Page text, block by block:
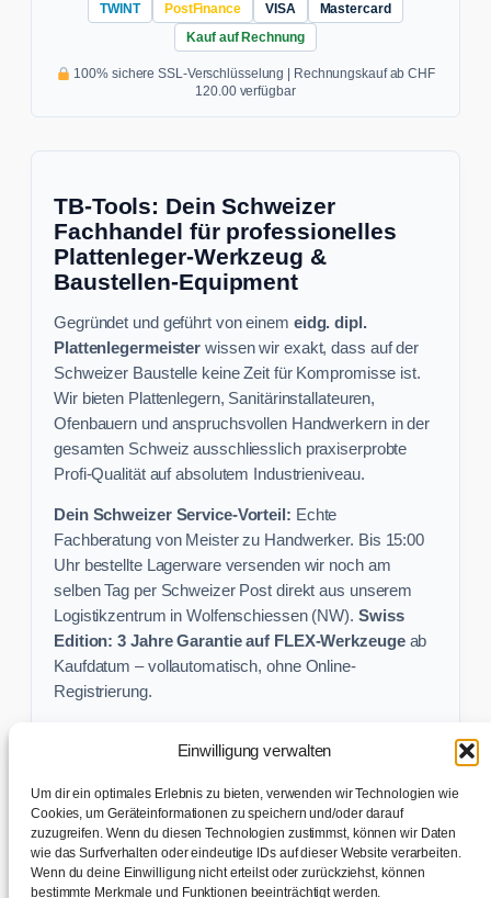
Einwilligung verwalten
Um dir ein optimales Erlebnis zu bieten, verwenden wir Technologien wie
Cookies, um Geräteinformationen zu speichern und/oder darauf
zuzugreifen. Wenn du diesen Technologien zustimmst, können wir Daten
wie das Surfverhalten oder eindeutige IDs auf dieser Website verarbeiten.
Wenn du deine Einwilligung nicht erteilst oder zurückziehst, können
bestimmte Merkmale und Funktionen beeinträchtigt werden.
TWINT PostFinance VISA
Mastercard
Kauf auf Rechnung
100% sichere SSL-Verschlüsselung | Rechnungskauf ab CHF
120.00 verfügbar
TB-Tools: Dein Schweizer
Fachhandel für professionelles
Plattenleger-Werkzeug &
Baustellen-Equipment
Gegründet und geführt von einem eidg. dipl.
Plattenlegermeister wissen wir exakt, dass auf der
Schweizer Baustelle keine Zeit für Kompromisse ist.
Wir bieten Plattenlegern, Sanitärinstallateuren,
Ofenbauern und anspruchsvollen Handwerkern in der
gesamten Schweiz ausschliesslich praxiserprobte
Profi-Qualität auf absolutem Industrieniveau.
Dein Schweizer Service-Vorteil: Echte
Fachberatung von Meister zu Handwerker. Bis 15:00
Uhr bestellte Lagerware versenden wir noch am
selben Tag per Schweizer Post direkt aus unserem
Logistikzentrum in Wolfenschiessen (NW). Swiss
Edition: 3 Jahre Garantie auf FLEX-Werkzeugeab
Kaufdatum – vollautomatisch, ohne Online-
Registrierung.
Sichere dir exklusive Angebote und praktische
Baustellen-Tipps direkt in dein Postfach.
✉ Zur Anmeldung